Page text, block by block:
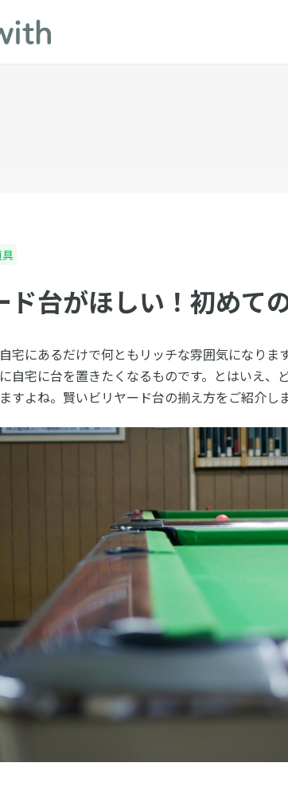
具
ド台がほしい！初めて
宅にあるだけで何ともリッチな雰囲気になりま
自宅に台を置きたくなるものです。とはいえ、
すよね。賢いビリヤード台の揃え方をご紹介しま